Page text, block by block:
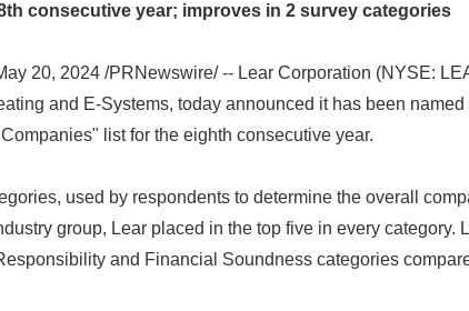
consecutive year; improves in 2 survey categories
20, 2024 /PRNewswire/ -- Lear Corporation (NYSE:
and E-Systems, today announced it has been
list for the eighth consecutive year.
used by respondents to determine the overall
group, Lear placed in the top five in every category.
and Financial Soundness categories